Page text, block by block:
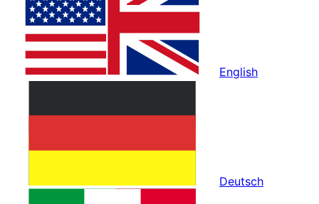
English
Deutsch